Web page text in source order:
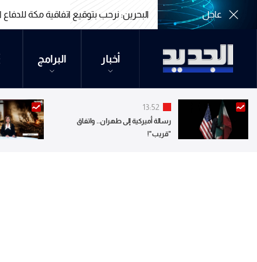
عاجل البحرين: نرحب بتوقيع اتفاقية مكة
أخبار البرامج
13:52
رسالة أميركية إلى طهران.. واتفاق
"قريب"!